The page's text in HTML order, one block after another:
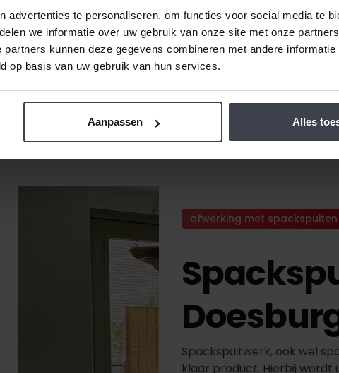
advertenties te personaliseren, om functies voor social media te
we informatie over uw gebruik van onze site met onze
kunnen deze gegevens combineren met andere informatie
op basis van uw gebruik van hun services.
Aanpassen Alles
afwerking met spackspuiten
Spackspuitwerk, ook wel
klaar product. Hierbij wordt